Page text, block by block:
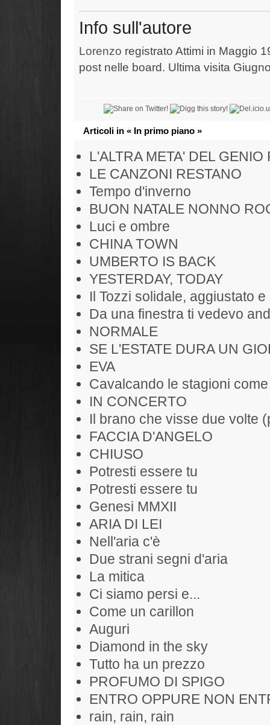
Info sull'autore
Lorenzo registrato Attimi in Maggio
post nelle board. Ultima visita
Articoli in « In primo piano »
L'ALTRA META' DEL GENIO
LE CANZONI RESTANO
Tempo d'inverno
BUON NATALE NONNO
Luci e ombre
CHINA TOWN
UMBERTO IS BACK
YESTERDAY, TODAY
Il Tozzi solidale, aggiustato
Da una finestra ti vedevo
NORMALE
SE L'ESTATE DURA UN
EVA
Cavalcando le stagioni
IN CONCERTO
Il brano che visse due volte
FACCIA D'ANGELO
CHIUSO
Potresti essere tu
Potresti essere tu
Genesi MMXII
ARIA DI LEI
Nell'aria c'è
Due strani segni d'aria
La mitica
Ci siamo persi e...
Come un carillon
Auguri
Diamond in the sky
Tutto ha un prezzo
PROFUMO DI SPIGO
ENTRO OPPURE NON
rain, rain, rain